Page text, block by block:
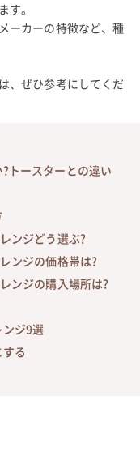
。
ーカーの特徴など、種
、ぜひ参考にしてくだ
トースターとの違い
ンジどう選ぶ?
ンジの価格帯は?
ンジの購入場所は?
ジ9選
る